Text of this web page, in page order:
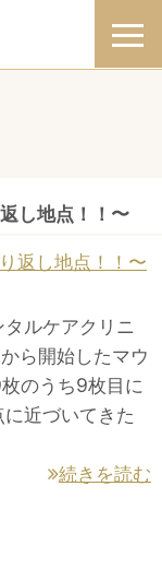
し地点！！〜
ルケアクリニ
ら開始したマウ
のうち9枚目に
近づいてきた
続きを読む